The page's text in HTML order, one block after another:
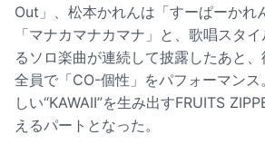
Out」、松本かれんは「すーぱーかれ
「マナカマナカマナ」と、歌唱スタ
るソロ楽曲が連続して披露したあと
全員で「CO-個性」をパフォーマン
しい“KAWAII”を生み出すFRUITS
えるパートとなった。